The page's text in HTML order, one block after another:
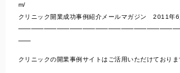
m/
クリニック開業成功事例紹介メールマガジン 2011年
━━
クリニックの開業事例サイトはご活用いただけておりま